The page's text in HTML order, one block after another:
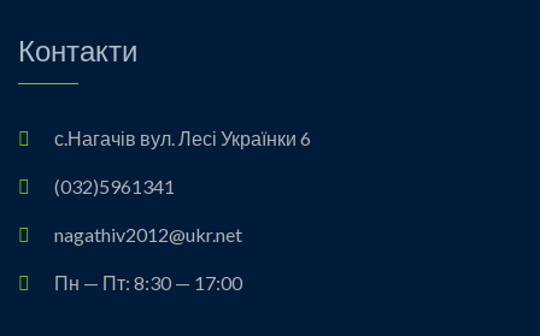
Контакти
с.Нагачів вул. Лесі Українки 6
(032)5961341
nagathiv2012@ukr.net
Пн — Пт: 8:30 — 17:00